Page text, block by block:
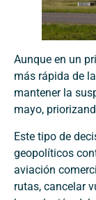
Aunque en un
más rápida de
mantener la
mayo,
Este tipo de
geopolíticos
aviación
rutas, cancelar